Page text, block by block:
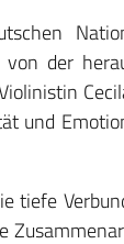
der
und
tiefe